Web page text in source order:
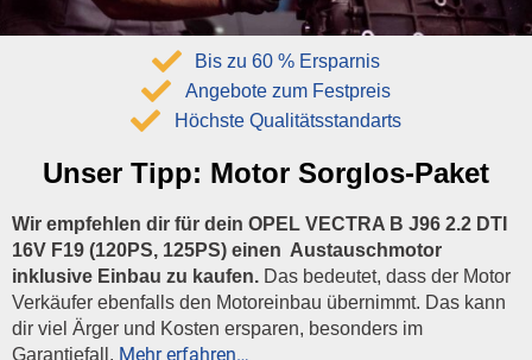
Unser Tipp: Motor Sorglos-Paket
Wir empfehlen dir für dein OPEL VECTRA B J96 2.2 DTI
16V F19 (120PS, 125PS) einen Austauschmotor
inklusive Einbau zu kaufen. Das bedeutet, dass der Motor
Verkäufer ebenfalls den Motoreinbau übernimmt. Das kann
dir viel Ärger und Kosten ersparen, besonders im
Garantiefall. Mehr erfahren…
Bis zu 60 % Ersparnis
Angebote zum Festpreis
Höchste Qualitätsstandarts